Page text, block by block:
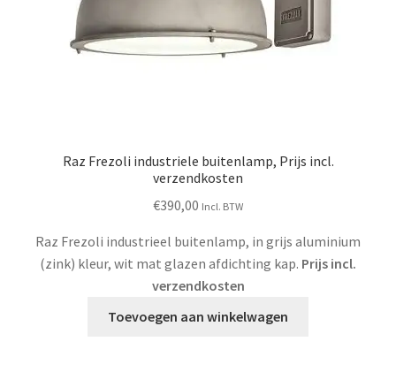
Raz Frezoli industriele buitenlamp, Prijs incl.
verzendkosten
€390,00 Incl. BTW
Raz Frezoli industrieel buitenlamp, in grijs aluminium
(zink) kleur, wit mat glazen afdichting kap. Prijs incl.
verzendkosten
Toevoegen aan winkelwagen